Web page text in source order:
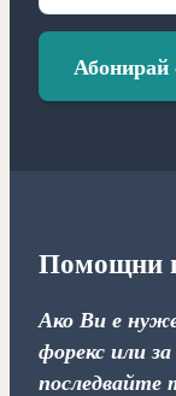
Address
Абонирай
Помощни
Ако Ви е
форекс или
последвайте